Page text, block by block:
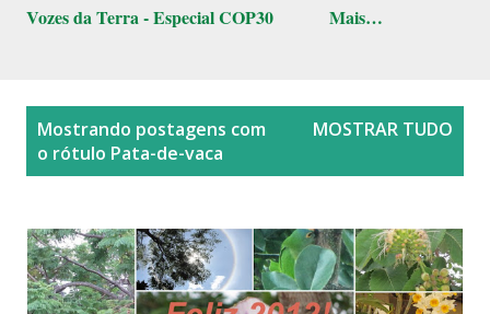
Vozes da Terra - Especial COP30 Mais…
Mostrando postagens com
o rótulo Pata-de-vaca
MOSTRAR TUDO